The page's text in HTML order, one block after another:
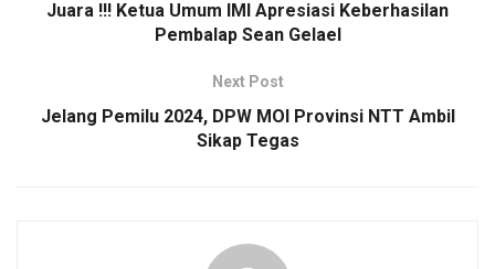
p
k
Juara !!! Ketua Umum IMI Apresiasi Keberhasilan
Pembalap Sean Gelael
Next Post
Jelang Pemilu 2024, DPW MOI Provinsi NTT Ambil
Sikap Tegas